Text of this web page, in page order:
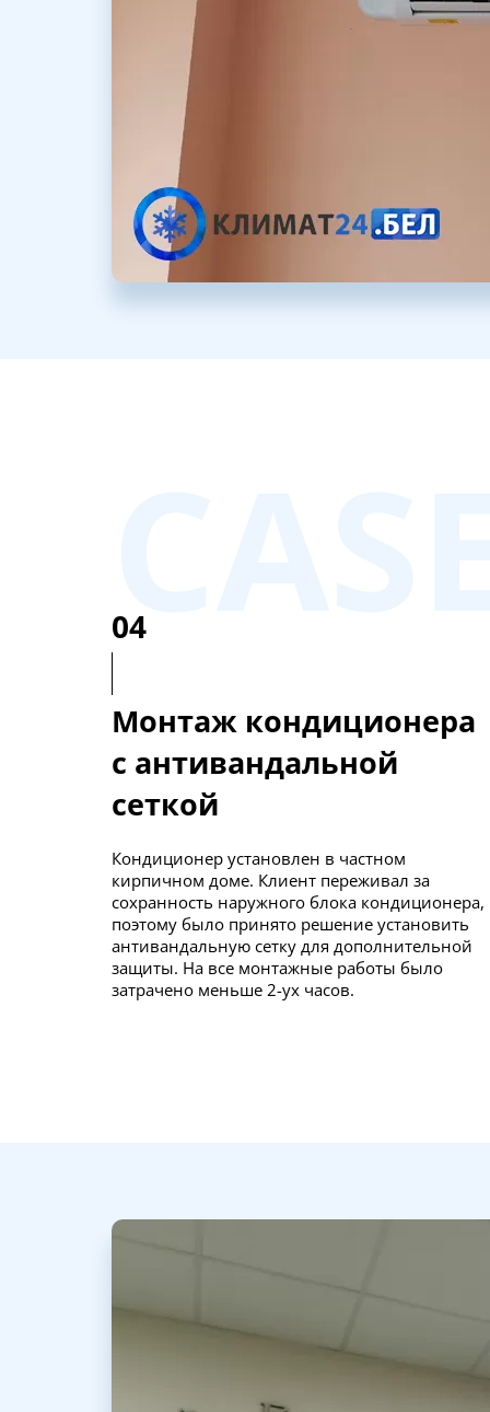
04
Монтаж кондиционера
с антивандальной
сеткой
Кондиционер установлен в частном
кирпичном доме. Клиент переживал за
сохранность наружного блока кондиционера,
поэтому было принято решение установить
антивандальную сетку для дополнительной
защиты. На все монтажные работы было
затрачено меньше 2-ух часов.